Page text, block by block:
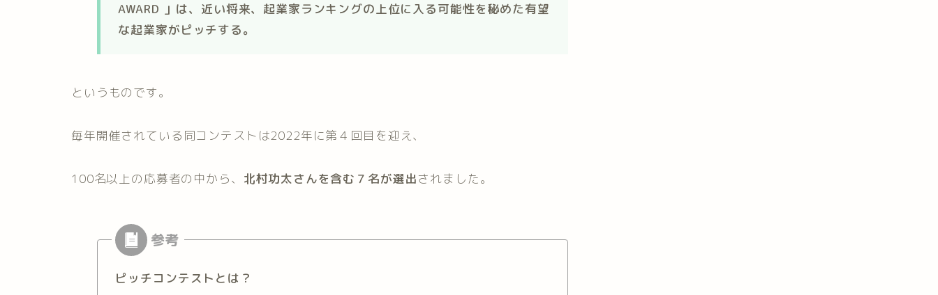
AWARD 」は、近い将来、起業家ランキングの上位に入る可能性を秘めた有望
な起業家がピッチする。
というものです。
毎年開催されている同コンテストは2022年に第４回目を迎え、
100名以上の応募者の中から、 北村功太さんを含む７名が選出されました。
ピッチコンテストとは？